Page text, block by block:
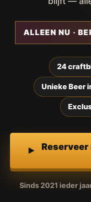
ALLEEN NU ·
24
Unieke Beer
Sinds 2021 ieder